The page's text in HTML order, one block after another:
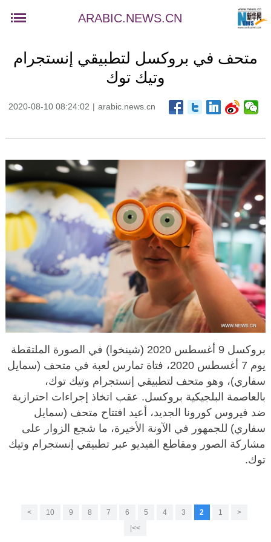
ARABIC.NEWS.CN
متحف في بروكسل لتطبيقي إنستجرام
وتيك توك
2020-08-10 08:24:02 | arabic.news.cn
بروكسل 9 أغسطس 2020 (شينخوا) في الصورة الملتقطة
يوم 7 أغسطس 2020، فتاة تمارس لعبة في متحف (سمايل
سفاري)، وهو متحف لتطبيقي إنستجرام وتيك توك،
بالعاصمة البلجيكية بروكسل. عقب اتخاذ إجراءات احترازية
ضد فيروس كورونا الجديد، أعيد افتتاح متحف (سمايل
سفاري) للجمهور في الآونة الأخيرة، ما شجع الزوار على
مشاركة الصور ومقاطع الفيديو عبر تطبيقي إنستجرام وتيك
توك.
<
1
2
3
4
5
6
7
8
9
10
>
>>|